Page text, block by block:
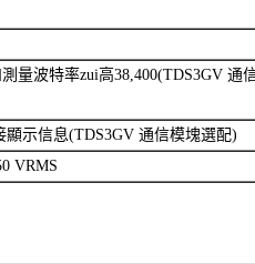
量波特率zui高38,400(TDS3GV 通
示信息(TDS3GV 通信模塊選配)
VRMS